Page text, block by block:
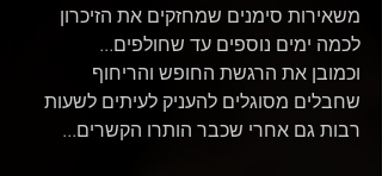
משאירות סימנים שמחזקים את הזיכרון
לכמה ימים נוספים עד שחולפים...
וכמובן את הרגשת החופש והריחוף
שחבלים מסוגלים להעניק לעיתים לשעות
רבות גם אחרי שכבר הותרו הקשרים...